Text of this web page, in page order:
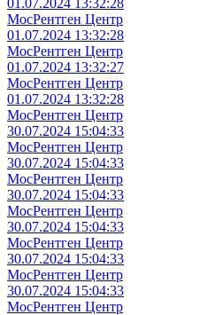
МосРентген Центр
01.07.2024 13:32:28
МосРентген Центр
01.07.2024 13:32:27
МосРентген Центр
01.07.2024 13:32:28
МосРентген Центр
30.07.2024 15:04:33
МосРентген Центр
30.07.2024 15:04:33
МосРентген Центр
30.07.2024 15:04:33
МосРентген Центр
30.07.2024 15:04:33
МосРентген Центр
30.07.2024 15:04:33
МосРентген Центр
30.07.2024 15:04:33
МосРентген Центр